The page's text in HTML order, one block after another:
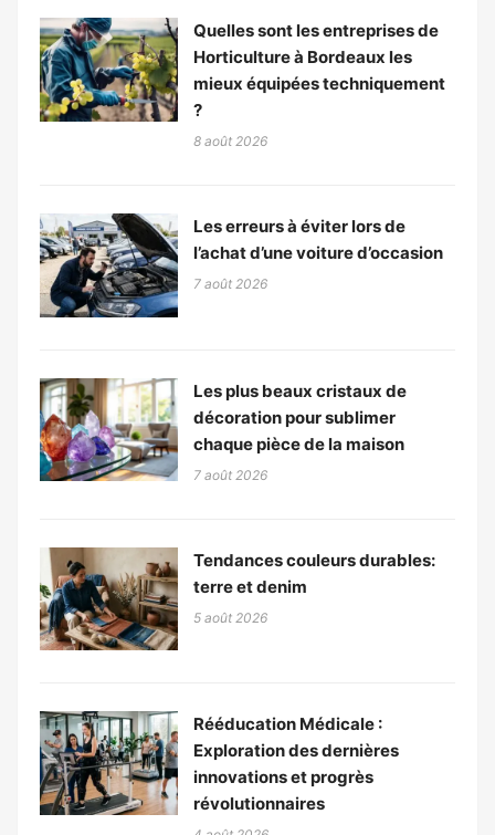
Quelles sont les entreprises de
Horticulture à Bordeaux les
mieux équipées techniquement
?
8 août 2026
Les erreurs à éviter lors de
l’achat d’une voiture d’occasion
7 août 2026
Les plus beaux cristaux de
décoration pour sublimer
chaque pièce de la maison
7 août 2026
Tendances couleurs durables:
terre et denim
5 août 2026
Rééducation Médicale :
Exploration des dernières
innovations et progrès
révolutionnaires